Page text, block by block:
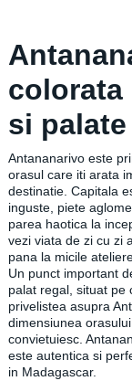
colorata
si
Antananarivo este
orasul care iti arata
destinatie. Capitala
inguste, piete
parea haotica la
vezi viata de zi cu zi
pana la micile
Un punct important
palat regal, situat pe
privelistea asupra
dimensiunea
convietuiesc.
este autentica si
in Madagascar.